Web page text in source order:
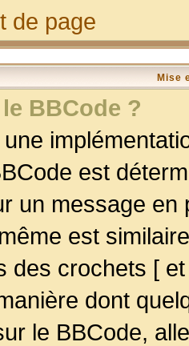
de page
Mise
BBCode ?
est
un message
est
des crochets [
dont
le BBCode,